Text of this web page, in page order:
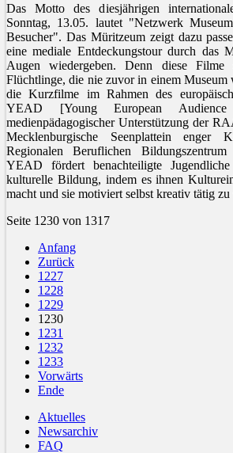
Das Motto des diesjährigen
Sonntag, 13.05. lautet "Netzwerk
Besucher". Das Müritzeum zeigt dazu
eine mediale Entdeckungstour durch das
Augen wiedergeben. Denn diese Filme
Flüchtlinge, die nie zuvor in einem Museum
die Kurzfilme im Rahmen des
YEAD [Young European
medienpädagogischer Unterstützung der
Mecklenburgische Seenplattein enger
Regionalen Beruflichen
YEAD fördert benachteiligte
kulturelle Bildung, indem es ihnen
macht und sie motiviert selbst kreativ tätig zu
Seite 1230 von 1317
Anfang
Zurück
1227
1228
1229
1230
1231
1232
1233
Vorwärts
Ende
Aktuelles
Newsarchiv
FAQ